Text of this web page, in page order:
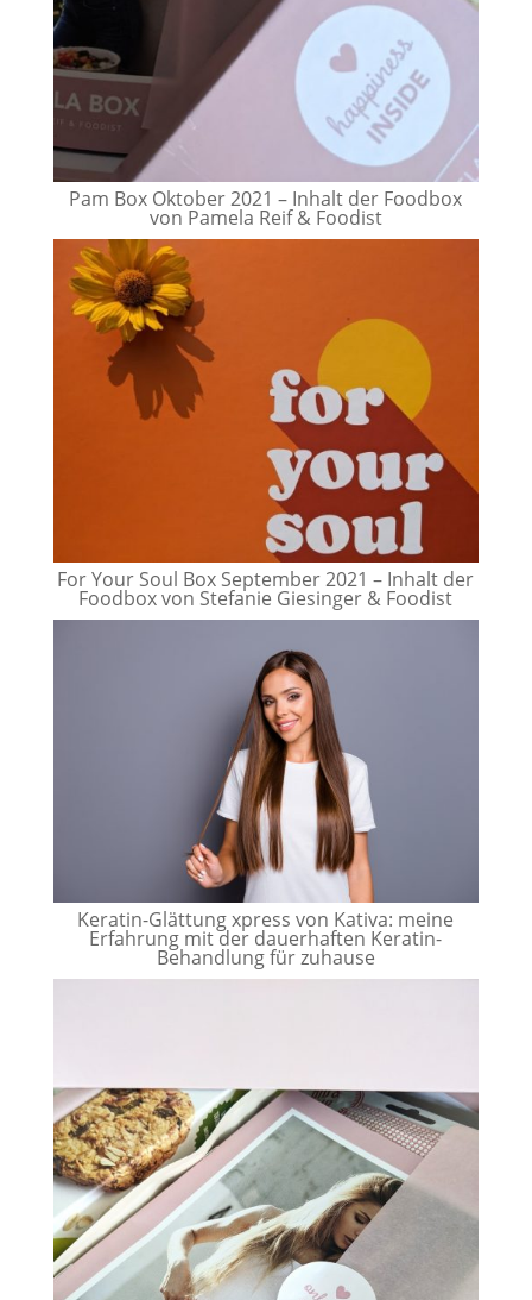
Pam Box Oktober 2021 – Inhalt der Foodbox
von Pamela Reif & Foodist
For Your Soul Box September 2021 – Inhalt der
Foodbox von Stefanie Giesinger & Foodist
Keratin-Glättung xpress von Kativa: meine
Erfahrung mit der dauerhaften Keratin-
Behandlung für zuhause